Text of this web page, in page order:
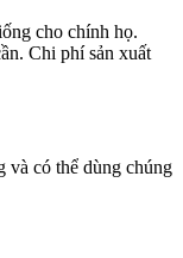
cho chính họ.
Chi phí sản xuất
và có thể dùng chúng